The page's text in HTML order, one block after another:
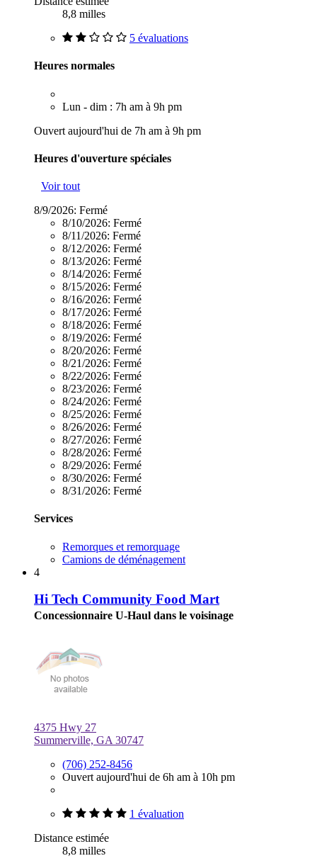
8,8 milles
5 évaluations
Heures normales
Lun - dim : 7h am à 9h pm
Ouvert aujourd'hui de 7h am à 9h pm
Heures d'ouverture spéciales
Voir tout
8/9/2026: Fermé
8/10/2026: Fermé
8/11/2026: Fermé
8/12/2026: Fermé
8/13/2026: Fermé
8/14/2026: Fermé
8/15/2026: Fermé
8/16/2026: Fermé
8/17/2026: Fermé
8/18/2026: Fermé
8/19/2026: Fermé
8/20/2026: Fermé
8/21/2026: Fermé
8/22/2026: Fermé
8/23/2026: Fermé
8/24/2026: Fermé
8/25/2026: Fermé
8/26/2026: Fermé
8/27/2026: Fermé
8/28/2026: Fermé
8/29/2026: Fermé
8/30/2026: Fermé
8/31/2026: Fermé
Services
Remorques et remorquage
Camions de déménagement
4
Hi Tech Community Food Mart
Concessionnaire U-Haul dans le voisinage
4375 Hwy 27
Summerville, GA 30747
(706) 252-8456
Ouvert aujourd'hui de 6h am à 10h pm
1 évaluation
Distance estimée
8,8 milles